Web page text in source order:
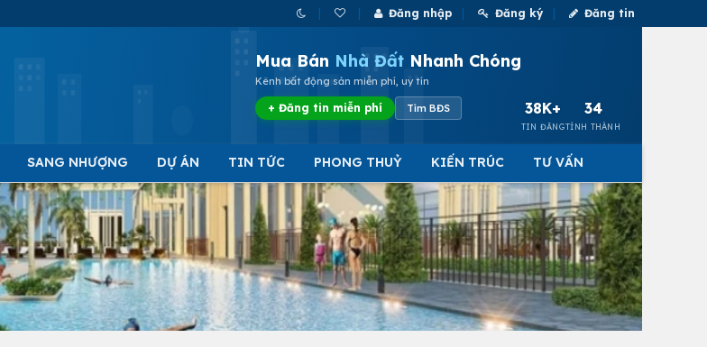
Đăng nhập Đăng ký Đăng tin
Mua Bán Nhà Đất Nhanh Chóng
Kênh bất động sản miễn phí, uy tín
+ Đăng tin miễn phí Tìm BĐS 38K+
TIN ĐĂNG
34
TỈNH THÀNH
SANG NHƯỢNG DỰ ÁN TIN TỨC PHONG THUỶ KIẾN TRÚC TƯ VẤN